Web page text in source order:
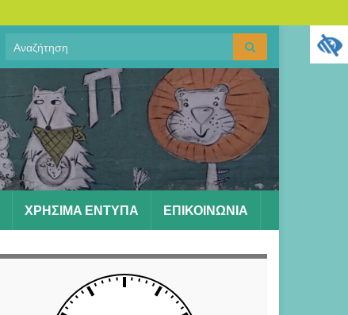
Search
ΧΡΗΣΙΜΑ ΕΝΤΥΠΑ ΕΠΙΚΟΙΝΩΝΙΑ